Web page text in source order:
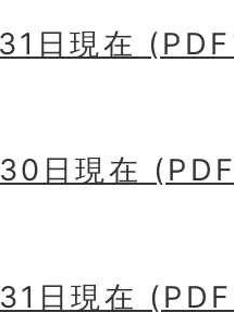
日現在
日現在
日現在